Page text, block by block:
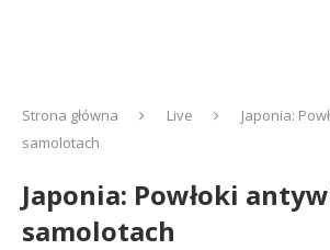
Strona główna Live
Japonia:
samolotach
Japonia: Powłoki
samolotach